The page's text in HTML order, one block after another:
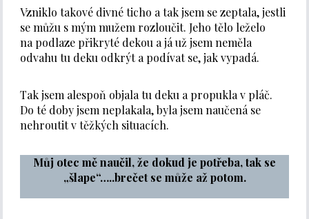
Vzniklo takové divné ticho a tak jsem se zeptala, jestli
se můžu s mým mužem rozloučit. Jeho tělo leželo
na podlaze přikryté dekou a já už jsem neměla
odvahu tu deku odkrýt a podívat se, jak vypadá.
Tak jsem alespoň objala tu deku a propukla v pláč.
Do té doby jsem neplakala, byla jsem naučená se
nehroutit v těžkých situacích.
Můj otec mě naučil, že dokud je potřeba, tak se
„šlape“…..brečet se může až potom.